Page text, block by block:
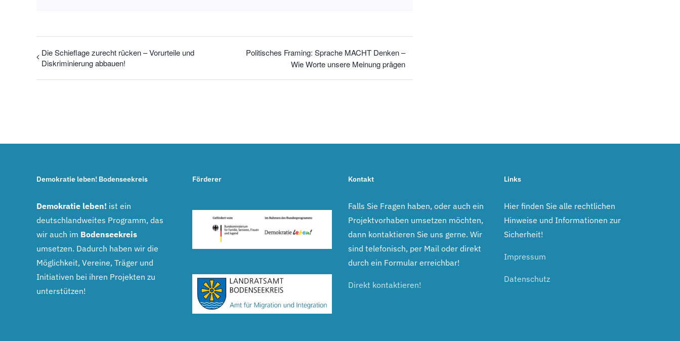
Die Schieflage zurecht rücken – Vorurteile und
Diskriminierung abbauen!
Politisches Framing: Sprache MACHT Denken –
Wie Worte unsere Meinung prägen
Demokratie leben! Bodenseekreis
Demokratie leben! ist ein
deutschlandweites Programm, das
wir auch im Bodenseekreis
umsetzen. Dadurch haben wir die
Möglichkeit, Vereine, Träger und
Initiativen bei ihren Projekten zu
unterstützen!
Förderer Kontakt
Falls Sie Fragen haben, oder auch ein
Projektvorhaben umsetzen möchten,
dann kontaktieren Sie uns gerne. Wir
sind telefonisch, per Mail oder direkt
durch ein Formular erreichbar!
Direkt kontaktieren!
Links
Hier finden Sie alle rechtlichen
Hinweise und Informationen zur
Sicherheit!
Impressum
Datenschutz